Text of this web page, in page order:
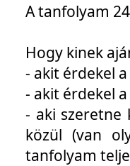
A tanfolyam
Hogy kinek
- akit érdekel
- akit érdekel
- aki szeretne
közül (van
tanfolyam